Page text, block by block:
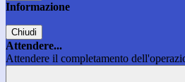
Informazione
Chiudi
Attendere...
Attendere il completamento